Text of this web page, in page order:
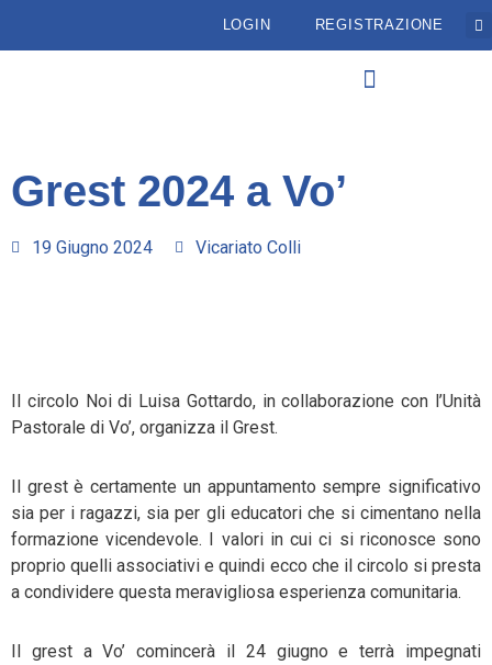
LOGIN REGISTRAZIONE
Grest 2024 a Vo’
19 Giugno 2024 Vicariato Colli
Il circolo Noi di Luisa Gottardo, in collaborazione con l’Unità
Pastorale di Vo’, organizza il Grest.
Il grest è certamente un appuntamento sempre significativo
sia per i ragazzi, sia per gli educatori che si cimentano nella
formazione vicendevole. I valori in cui ci si riconosce sono
proprio quelli associativi e quindi ecco che il circolo si presta
a condividere questa meravigliosa esperienza comunitaria.
Il grest a Vo’ comincerà il 24 giugno e terrà impegnati